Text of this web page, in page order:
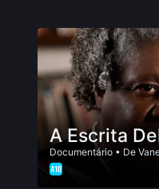
A Escrita
Documentário • De